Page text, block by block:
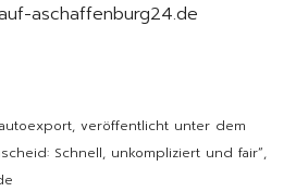
aschaffenburg24.de
veröffentlicht unter dem
Schnell, unkompliziert und fair“,